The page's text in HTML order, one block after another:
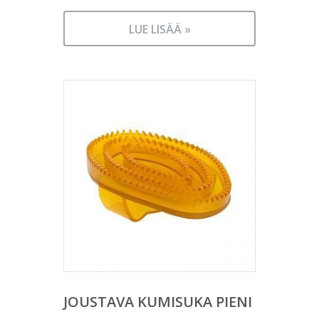
LUE LISÄÄ »
JOUSTAVA KUMISUKA PIENI